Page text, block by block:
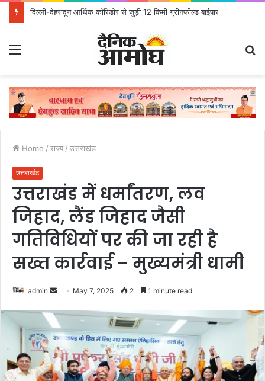
Home / राज्य / उत्तराखंड
उत्तराखंड
उत्तराखंड में धर्मांतरण, लव
जिहाद, लैंड जिहाद जैसी
गतिविधियों पर की जा रही है
सख्त कार्रवाई – मुख्यमंत्री धामी
admin
n
d
a
n
e
May 7, 2025 2 1 minute read